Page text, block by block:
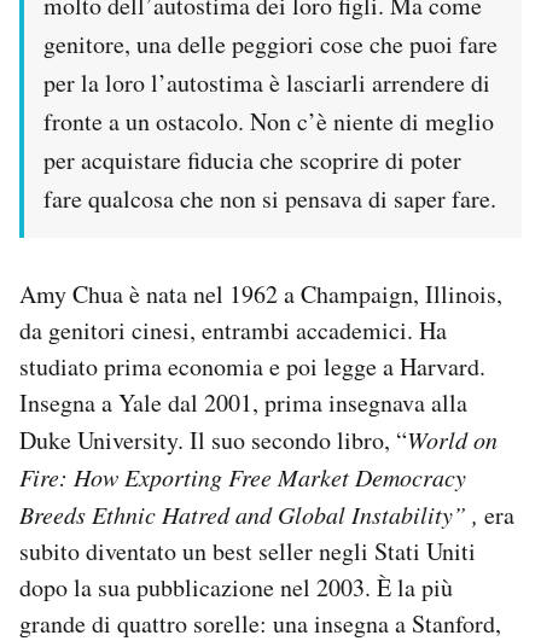
genitore, una delle peggiori cose che puoi fare
per la loro l’autostima è lasciarli arrendere di
fronte a un ostacolo. Non c’è niente di meglio
per acquistare fiducia che scoprire di poter
fare qualcosa che non si pensava di saper fare.
Amy Chua è nata nel 1962 a Champaign, Illinois,
da genitori cinesi, entrambi accademici. Ha
studiato prima economia e poi legge a Harvard.
Insegna a Yale dal 2001, prima insegnava alla
Duke University. Il suo secondo libro, “World on
Fire: How Exporting Free Market Democracy
Breeds Ethnic Hatred and Global Instability” , era
subito diventato un best seller negli Stati Uniti
dopo la sua pubblicazione nel 2003. È la più
grande di quattro sorelle: una insegna a Stanford,